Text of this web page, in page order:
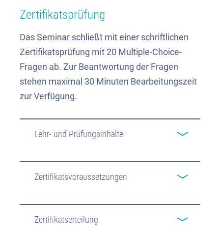
Zertifikatsprüfung
Das Seminar schließt mit einer schriftlichen
Zertifikatsprüfung mit 20 Multiple-Choice-
Fragen ab. Zur Beantwortung der Fragen
stehen maximal 30 Minuten Bearbeitungszeit
zur Verfügung.
Lehr- und Prüfungsinhalte
Zertifikatsvoraussetzungen
Zertifikatserteilung